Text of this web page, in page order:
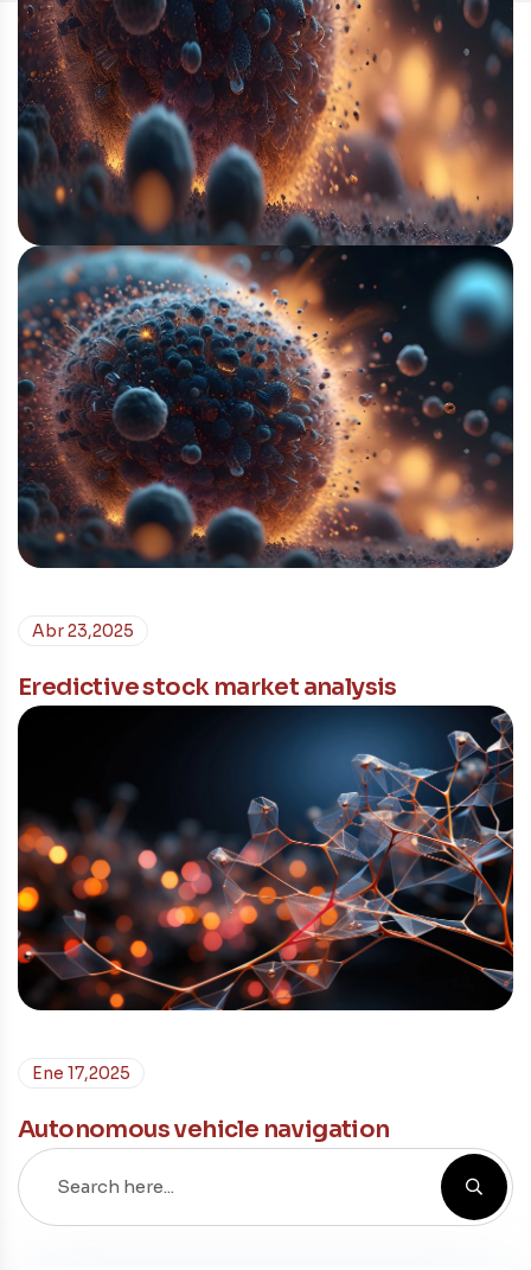
Abr 23,2025
Eredictive stock market analysis
Ene 17,2025
Autonomous vehicle navigation